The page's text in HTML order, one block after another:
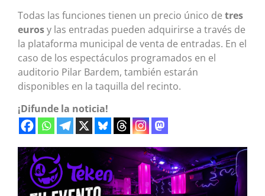
Todas las funciones tienen un precio único de tres
eurosy las entradas pueden adquirirse a través de
la plataforma municipal de venta de entradas. En el
caso de los espectáculos programados en el
auditorio Pilar Bardem, también estarán
disponibles en la taquilla del recinto.
¡Difunde la noticia!